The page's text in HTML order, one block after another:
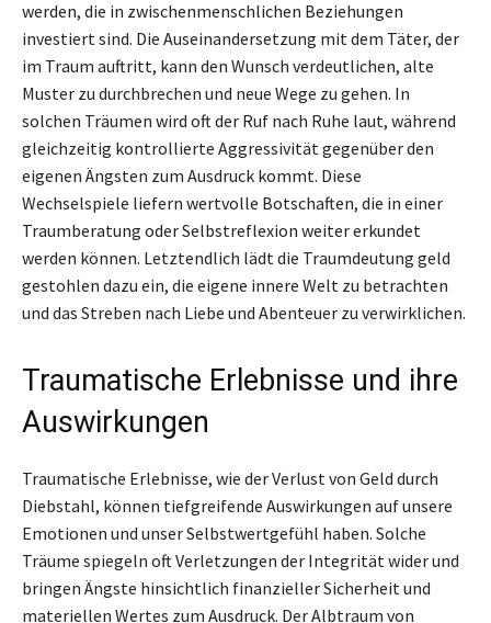
werden, die in zwischenmenschlichen Beziehungen
investiert sind. Die Auseinandersetzung mit dem Täter, der
im Traum auftritt, kann den Wunsch verdeutlichen, alte
Muster zu durchbrechen und neue Wege zu gehen. In
solchen Träumen wird oft der Ruf nach Ruhe laut, während
gleichzeitig kontrollierte Aggressivität gegenüber den
eigenen Ängsten zum Ausdruck kommt. Diese
Wechselspiele liefern wertvolle Botschaften, die in einer
Traumberatung oder Selbstreflexion weiter erkundet
werden können. Letztendlich lädt die Traumdeutung geld
gestohlen dazu ein, die eigene innere Welt zu betrachten
und das Streben nach Liebe und Abenteuer zu verwirklichen.
Traumatische Erlebnisse und ihre
Auswirkungen
Traumatische Erlebnisse, wie der Verlust von Geld durch
Diebstahl, können tiefgreifende Auswirkungen auf unsere
Emotionen und unser Selbstwertgefühl haben. Solche
Träume spiegeln oft Verletzungen der Integrität wider und
bringen Ängste hinsichtlich finanzieller Sicherheit und
materiellen Wertes zum Ausdruck. Der Albtraum von